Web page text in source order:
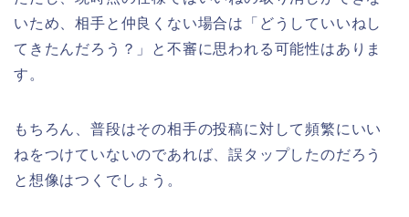
いため、相手と仲良くない場合は「どうしていいねし
てきたんだろう？」と不審に思われる可能性はありま
す。
もちろん、普段はその相手の投稿に対して頻繁にいい
ねをつけていないのであれば、誤タップしたのだろう
と想像はつくでしょう。